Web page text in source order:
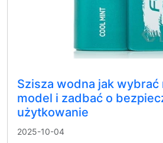
Szisza wodna jak wybrać
model i zadbać o
użytkowanie
2025-10-04